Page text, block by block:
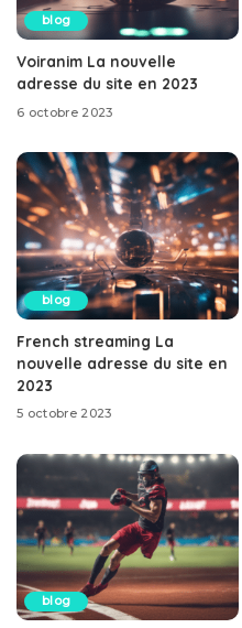
blog
Voiranim La nouvelle
adresse du site en 2023
6 octobre 2023
blog
French streaming La
nouvelle adresse du site en
2023
5 octobre 2023
blog